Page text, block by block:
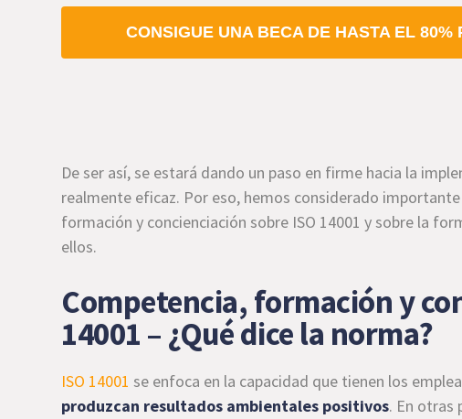
CONSIGUE UNA BECA DE HASTA EL
De ser así, se estará dando un paso en firme hacia la
realmente eficaz. Por eso, hemos considerado
formación y concienciación sobre ISO 14001 y sobre la
ellos.
Competencia, formación y
14001 – ¿Qué dice la norma?
ISO 14001 se enfoca en la capacidad que tienen los
produzcan resultados ambientales positivos. En otras